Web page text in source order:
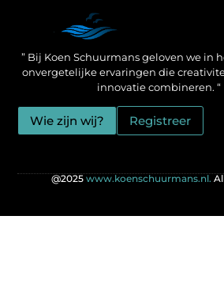
” Bij Koen Schuurmans geloven we in
onvergetelijke ervaringen die
innovatie combineren. “
Wie zijn wij? Registreer
@2025 www.koenschuurmans.nl.